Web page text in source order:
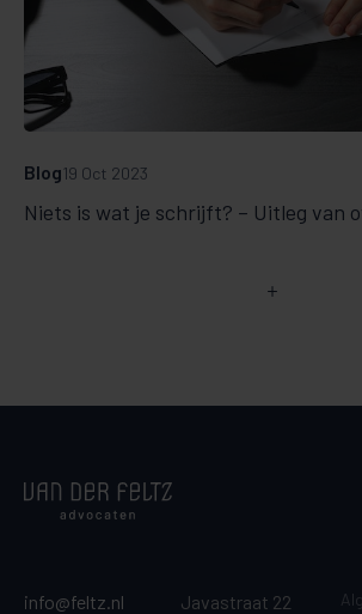
Niets is wat je schrijft? – Uitleg van
Blog19 Oct 2023
info@feltz.nl
Javastraat 22